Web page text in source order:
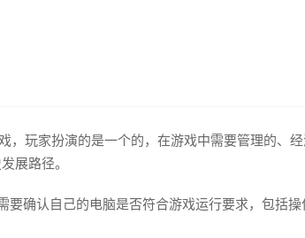
玩家扮演的是一个的，在游戏中需要管理的、
展路径。
确认自己的电脑是否符合游戏运行要求，包括